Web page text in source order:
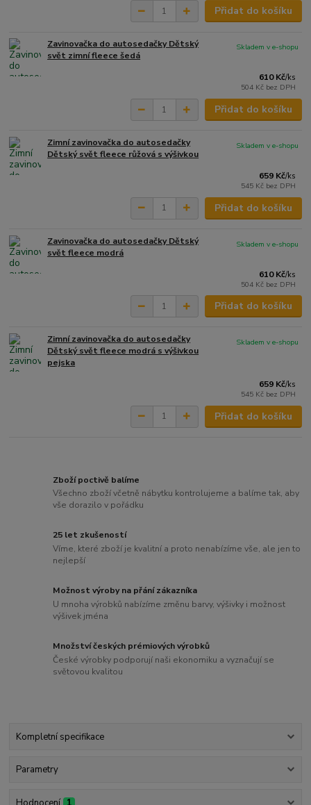
Přidat do košíku
Zavinovačka do autosedačky Dětský
svět zimní fleece šedá
610 Kč/ks
504 Kč bez DPH
Skladem v e-shopu
Přidat do košíku
Zimní zavinovačka do autosedačky
Dětský svět fleece růžová s výšivkou
659 Kč/ks
545 Kč bez DPH
Skladem v e-shopu
Přidat do košíku
Zavinovačka do autosedačky Dětský
svět fleece modrá
610 Kč/ks
504 Kč bez DPH
Skladem v e-shopu
Přidat do košíku
Zimní zavinovačka do autosedačky
Dětský svět fleece modrá s výšivkou
pejska
659 Kč/ks
545 Kč bez DPH
Skladem v e-shopu
Přidat do košíku
Zboží poctivě balíme
Všechno zboží včetně nábytku kontrolujeme a balíme tak, aby
vše dorazilo v pořádku
25 let zkušeností
Víme, které zboží je kvalitní a proto nenabízíme vše, ale jen to
nejlepší
Možnost výroby na přání zákazníka
U mnoha výrobků nabízíme změnu barvy, výšivky i možnost
výšivek jména
Množství českých prémiových výrobků
České výrobky podporují naši ekonomiku a vyznačují se
světovou kvalitou
Kompletní specifikace
Parametry